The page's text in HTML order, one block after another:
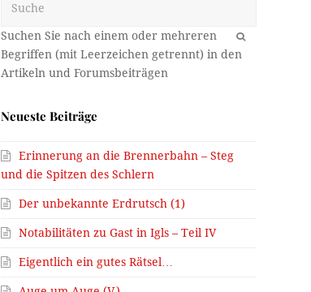
OK
Neueste Beiträge
Erinnerung an die Brennerbahn – Steg
und die Spitzen des Schlern
Der unbekannte Erdrutsch (1)
Notabilitäten zu Gast in Igls – Teil IV
Eigentlich ein gutes Rätsel…